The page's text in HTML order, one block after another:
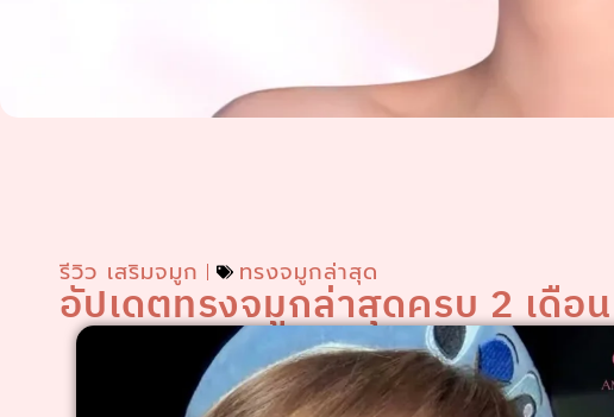
รีวิว เสริมจมูก ทรงจมูกล่าสุด
อัปเดตทรงจมูกล่าสุดครบ 2 เดือน